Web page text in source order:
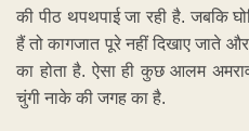
की पीठ थपथपाई जा रही है. जबकि
हैं तो कागजात पूरे नहीं दिखाए जाते
का होता है. ऐसा ही कुछ आलम
चुंगी नाके की जगह का है.